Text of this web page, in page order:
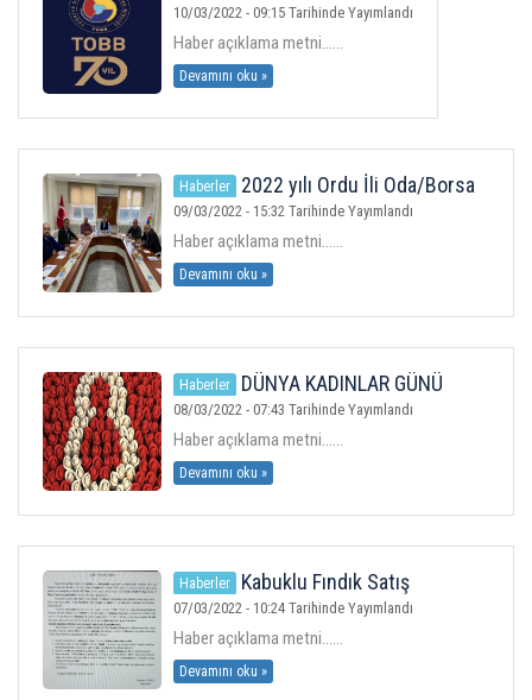
10/03/2022 - 09:15 Tarihinde Yayımlandı
Haber açıklama metni......
Devamını oku »
Haberler
2022 yılı Ordu İli Oda/Borsa
Toplantılarının ilki Borsamızda
yapıldı.
09/03/2022 - 15:32 Tarihinde Yayımlandı
Haber açıklama metni......
Devamını oku »
Haberler
DÜNYA KADINLAR GÜNÜ
KUTLU OLSUN.
08/03/2022 - 07:43 Tarihinde Yayımlandı
Haber açıklama metni......
Devamını oku »
Haberler
Kabuklu Fındık Satış
Duyurusu
07/03/2022 - 10:24 Tarihinde Yayımlandı
Haber açıklama metni......
Devamını oku »